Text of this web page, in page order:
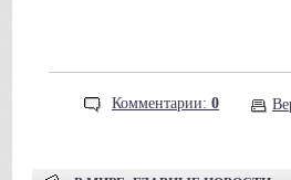
Комментарии: 0